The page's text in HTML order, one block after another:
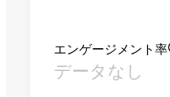
エンゲージメント率
データなし